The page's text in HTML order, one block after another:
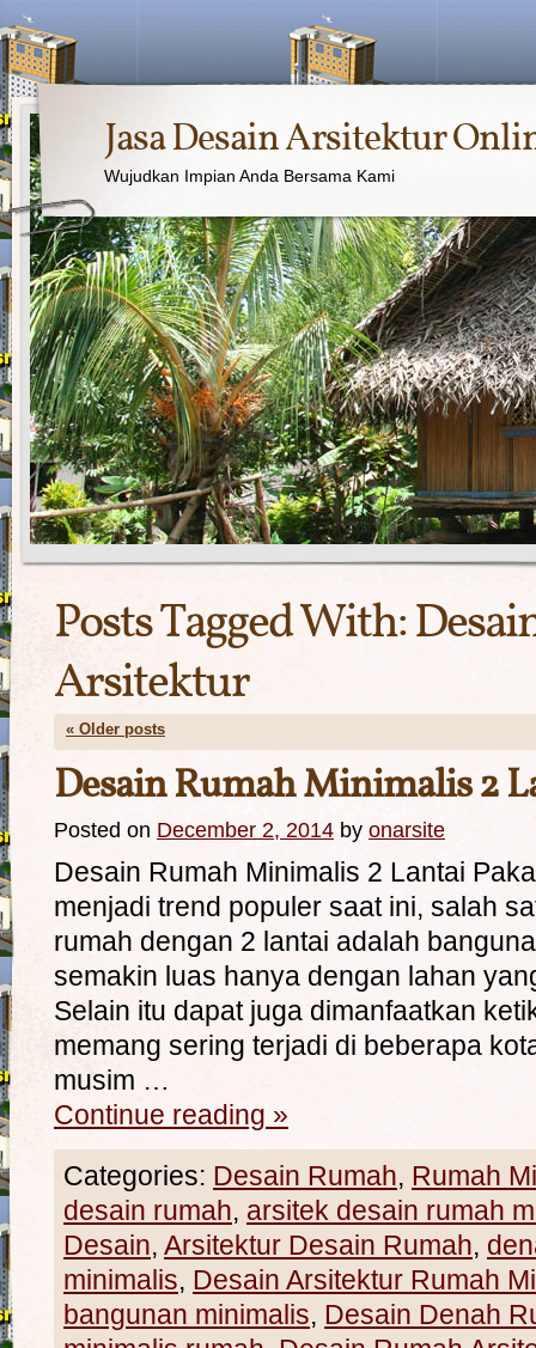
Jasa Desain Arsitektur
Wujudkan Impian Anda Bersama Kami
Posts Tagged With:
Arsitektur
« Older posts
Desain Rumah Minimalis 2
Posted on December 2, 2014 by onarsite
Desain Rumah Minimalis 2 Lantai
menjadi trend populer saat ini, salah
rumah dengan 2 lantai adalah
semakin luas hanya dengan lahan
Selain itu dapat juga dimanfaatkan
memang sering terjadi di beberapa
musim …
Continue reading »
Categories: Desain Rumah, Rumah
desain rumah, arsitek desain rumah
Desain, Arsitektur Desain Rumah,
minimalis, Desain Arsitektur Rumah
bangunan minimalis, Desain Denah